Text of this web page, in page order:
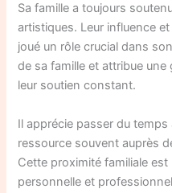
Sa famille a toujours
artistiques. Leur influence
joué un rôle crucial dans
de sa famille et attribue
leur soutien constant.
Il apprécie passer du
ressource souvent auprès
Cette proximité familiale
personnelle et